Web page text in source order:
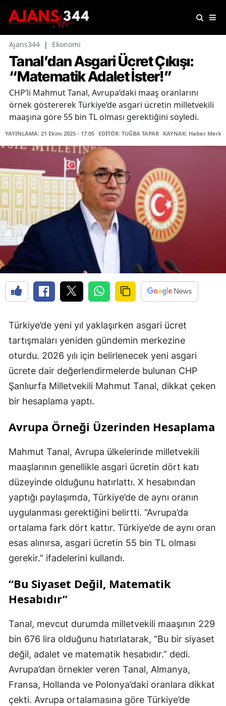
Ajans344 | Ekonomi
Tanal’dan Asgari Ücret Çıkışı:
“Matematik Adalet İster!”
CHP’li Mahmut Tanal, Avrupa’daki maaş oranlarını
örnek göstererek Türkiye’de asgari ücretin milletvekili
maaşına göre 55 bin TL olması gerektiğini söyledi.
YAYINLAMA: 21 Ekim 2025 - 17:05 EDİTÖR: TUĞBA TAPAR KAYNAK: Haber
Türkiye’de yeni yıl yaklaşırken asgari ücret
tartışmaları yeniden gündemin merkezine
oturdu. 2026 yılı için belirlenecek yeni asgari
ücrete dair değerlendirmelerde bulunan CHP
Şanlıurfa Milletvekili Mahmut Tanal, dikkat çeken
bir hesaplama yaptı.
Avrupa Örneği Üzerinden Hesaplama
Mahmut Tanal, Avrupa ülkelerinde milletvekili
maaşlarının genellikle asgari ücretin dört katı
düzeyinde olduğunu hatırlattı. X hesabından
yaptığı paylaşımda, Türkiye’de de aynı oranın
uygulanması gerektiğini belirtti. “Avrupa’da
ortalama fark dört kattır. Türkiye’de de aynı oran
esas alınırsa, asgari ücretin 55 bin TL olması
gerekir.” ifadelerini kullandı.
“Bu Siyaset Değil, Matematik
Hesabıdır”
Tanal, mevcut durumda milletvekili maaşının 229
bin 676 lira olduğunu hatırlatarak, “Bu bir siyaset
değil, adalet ve matematik hesabıdır.” dedi.
Avrupa’dan örnekler veren Tanal, Almanya,
Fransa, Hollanda ve Polonya’daki oranlara dikkat
çekti. Avrupa ortalamasına göre Türkiye’de